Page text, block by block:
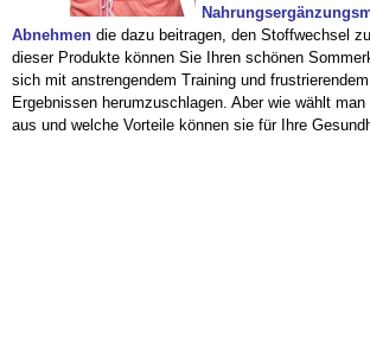
Abnehmen die dazu beitragen, den Stoffwechsel
dieser Produkte können Sie Ihren schönen
sich mit anstrengendem Training und
Ergebnissen herumzuschlagen. Aber wie wählt
aus und welche Vorteile können sie für Ihre